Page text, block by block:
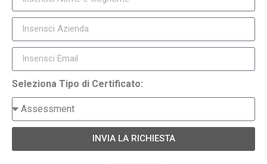
Seleziona Tipo di Certificato:
INVIA LA RICHIESTA